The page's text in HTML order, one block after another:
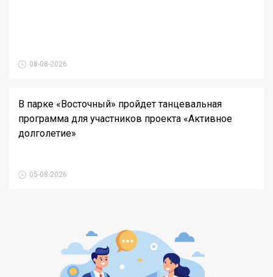
08-08-2026
В парке «Восточный» пройдет танцевальная
программа для участников проекта «Активное
долголетие»
05-08-2026